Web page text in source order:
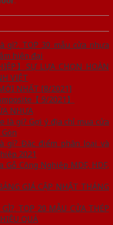
gì?. TOP 30 mẫu cửa nhựa
hiện đại
】SỰ LỰA CHỌN HOÀN
VIỆT
NHẤT [8/2021]
【 9/2021】
NHỰA
là gì? Gợi ý địa chỉ mua cửa
gì? Đặc điểm phân loại và
2021
Gỗ Công Nghiệp MDF, HDF,
GIÁ CẬP NHẬT THÁNG
TOP 20 MẪU CỬA THÉP
QUẢ